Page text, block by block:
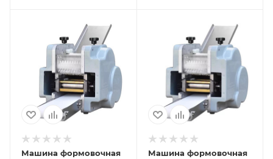
Машина формовочная
Машина формовочная